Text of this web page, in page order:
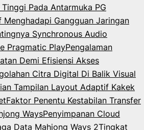
Pada Antarmuka PG
Menghadapi Gangguan Jaringan
Synchronous Audio
Pragmatic PlayPengalaman
Demi Efisiensi Akses
Citra Digital Di Balik Visual
Tampilan Layout Adaptif Kakek
Faktor Penentu Kestabilan Transfer
WaysPenyimpanan Cloud
Data Mahjong Ways 2Tingkat